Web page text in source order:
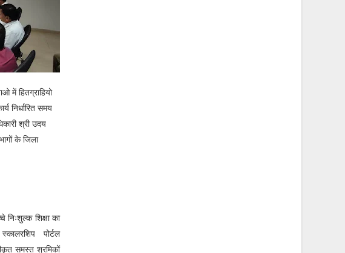
में हितग्राहियो
निर्धारित समय
श्री उदय
के जिला
शिक्षा का
पोर्टल
समस्त श्रमिकों